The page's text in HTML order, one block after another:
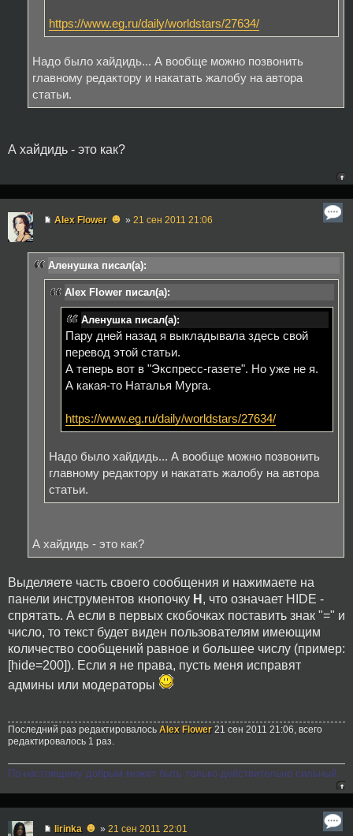
https://www.eg.ru/daily/worldstars/27634/
Надо было хайдидь... А вообще можно позвонить
главному редактору и накатать жалобу на автора
статьи.
А хайдидь - это как?
Alex Flower ☻ » 21 сен 2011 21:06
Аленушка писал(а):
Alex Flower писал(а):
Аленушка писал(а):
Пару дней назад я выкладывала здесь свой
перевод этой статьи.
А теперь вот в "Экспресс-газете". Но уже не я.
А какая-то Наталья Мурга.
https://www.eg.ru/daily/worldstars/27634/
Надо было хайдидь... А вообще можно позвонить
главному редактору и накатать жалобу на автора
статьи.
А хайдидь - это как?
Выделяете часть своего сообщения и нажимаете на
панели инструментов кнопочку H , что означает HIDE -
спрятать. А если в первых скобочках поставить знак "=" и
число, то текст будет виден пользователям имеющим
количество сообщений равное и большее числу (пример:
[hide=200]). Если я не права, пусть меня исправят
админы или модераторы
Последний раз редактировалось Alex Flower 21 сен 2011 21:06, всего
редактировалось 1 раз.
По-настоящему добрым может быть только действительно сильный.
lirinka ☻ » 21 сен 2011 22:01